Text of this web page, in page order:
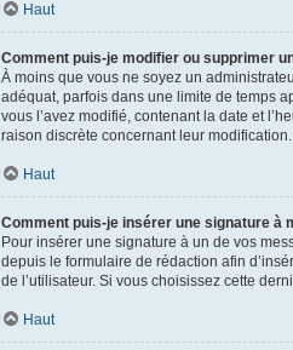
Haut
Comment puis-je modifier ou supprimer
À moins que vous ne soyez un
adéquat, parfois dans une limite de temps
vous l’avez modifié, contenant la date et
raison discrète concernant leur
Haut
Comment puis-je insérer une signature à
Pour insérer une signature à un de vos
depuis le formulaire de rédaction afin
de l’utilisateur. Si vous choisissez cette
Haut